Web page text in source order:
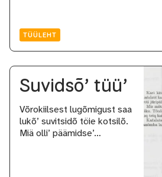
TÜÜLEHT
Suvidsõ’ tüü’
Võrokiilsest lugõmigust saa
lukõ’ suvitsidõ töie kotsilõ.
Miä olli’ päämidse’…